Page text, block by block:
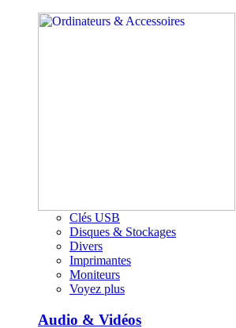
Clés USB
Disques & Stockages
Divers
Imprimantes
Moniteurs
Voyez plus
Audio & Vidéos